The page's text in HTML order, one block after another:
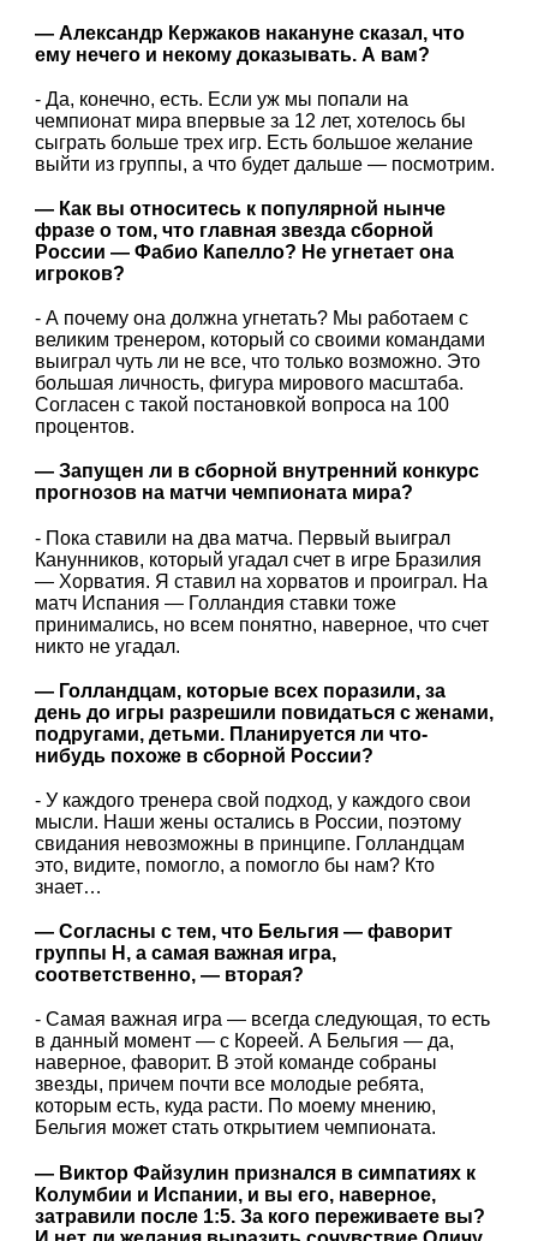
— Александр Кержаков накануне сказал, что
ему нечего и некому доказывать. А вам?
- Да, конечно, есть. Если уж мы попали на
чемпионат мира впервые за 12 лет, хотелось бы
сыграть больше трех игр. Есть большое желание
выйти из группы, а что будет дальше — посмотрим.
— Как вы относитесь к популярной нынче
фразе о том, что главная звезда сборной
России — Фабио Капелло? Не угнетает она
игроков?
- А почему она должна угнетать? Мы работаем с
великим тренером, который со своими командами
выиграл чуть ли не все, что только возможно. Это
большая личность, фигура мирового масштаба.
Согласен с такой постановкой вопроса на 100
процентов.
— Запущен ли в сборной внутренний конкурс
прогнозов на матчи чемпионата мира?
- Пока ставили на два матча. Первый выиграл
Канунников, который угадал счет в игре Бразилия
— Хорватия. Я ставил на хорватов и проиграл. На
матч Испания — Голландия ставки тоже
принимались, но всем понятно, наверное, что счет
никто не угадал.
— Голландцам, которые всех поразили, за
день до игры разрешили повидаться с женами,
подругами, детьми. Планируется ли что-
нибудь похоже в сборной России?
- У каждого тренера свой подход, у каждого свои
мысли. Наши жены остались в России, поэтому
свидания невозможны в принципе. Голландцам
это, видите, помогло, а помогло бы нам? Кто
знает…
— Согласны с тем, что Бельгия — фаворит
группы H, а самая важная игра,
соответственно, — вторая?
- Самая важная игра — всегда следующая, то есть
в данный момент — с Кореей. А Бельгия — да,
наверное, фаворит. В этой команде собраны
звезды, причем почти все молодые ребята,
которым есть, куда расти. По моему мнению,
Бельгия может стать открытием чемпионата.
— Виктор Файзулин признался в симпатиях к
Колумбии и Испании, и вы его, наверное,
затравили после 1:5. За кого переживаете вы?